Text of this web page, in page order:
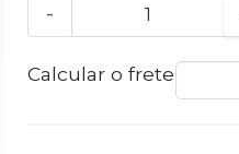
-
Calcular o frete